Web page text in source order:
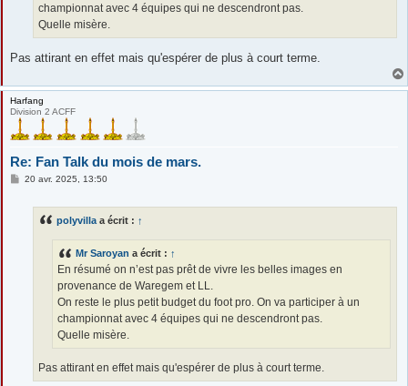
championnat avec 4 équipes qui ne descendront pas.
Quelle misère.
Pas attirant en effet mais qu'espérer de plus à court terme.
Harfang
Division 2 ACFF
Re: Fan Talk du mois de mars.
M20 avr. 2025, 13:50
polyvilla a écrit : ↑
Mr Saroyan a écrit : ↑
En résumé on n’est pas prêt de vivre les belles images en
provenance de Waregem et LL.
On reste le plus petit budget du foot pro. On va participer à un
championnat avec 4 équipes qui ne descendront pas.
Quelle misère.
Pas attirant en effet mais qu'espérer de plus à court terme.